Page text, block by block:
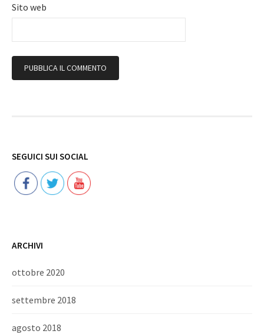
Sito web
SEGUICI SUI SOCIAL
ARCHIVI
ottobre 2020
settembre 2018
agosto 2018